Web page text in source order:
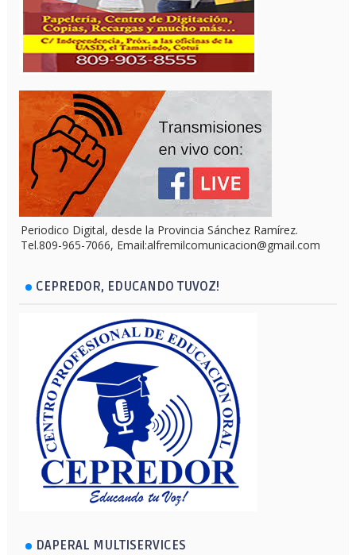
Periodico Digital, desde la Provincia Sánchez Ramírez.
Tel.809-965-7066, Email:alfremilcomunicacion@gmail.com
CEPREDOR, EDUCANDO TUVOZ!
DAPERAL MULTISERVICES